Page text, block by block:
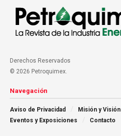
Derechos Reservados
© 2026 Petroquimex.
Navegación
Aviso de Privacidad Misión y Visión
Eventos y Exposiciones
Contacto